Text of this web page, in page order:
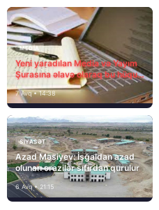
MEDİA
Yeni yaradılan Media və Yayım
Şurasına əlavə olaraq bu hüquq
və vəzifələr də verilib
7 Avq • 14:38
SIYASƏT
Azad Məsiyev: İşğaldan azad
olunan ərazilər sıfırdan qurulur
6 Avq • 21:15